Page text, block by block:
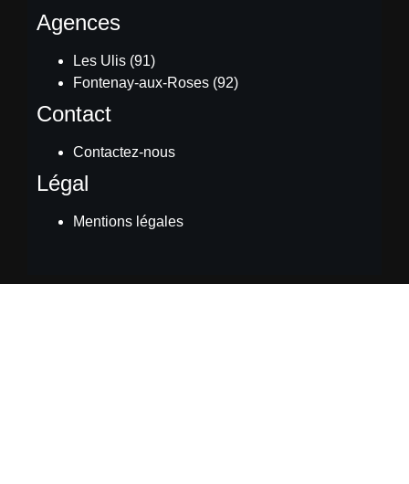
Agences
Les Ulis (91)
Fontenay-aux-Roses (92)
Contact
Contactez-nous
Légal
Mentions légales